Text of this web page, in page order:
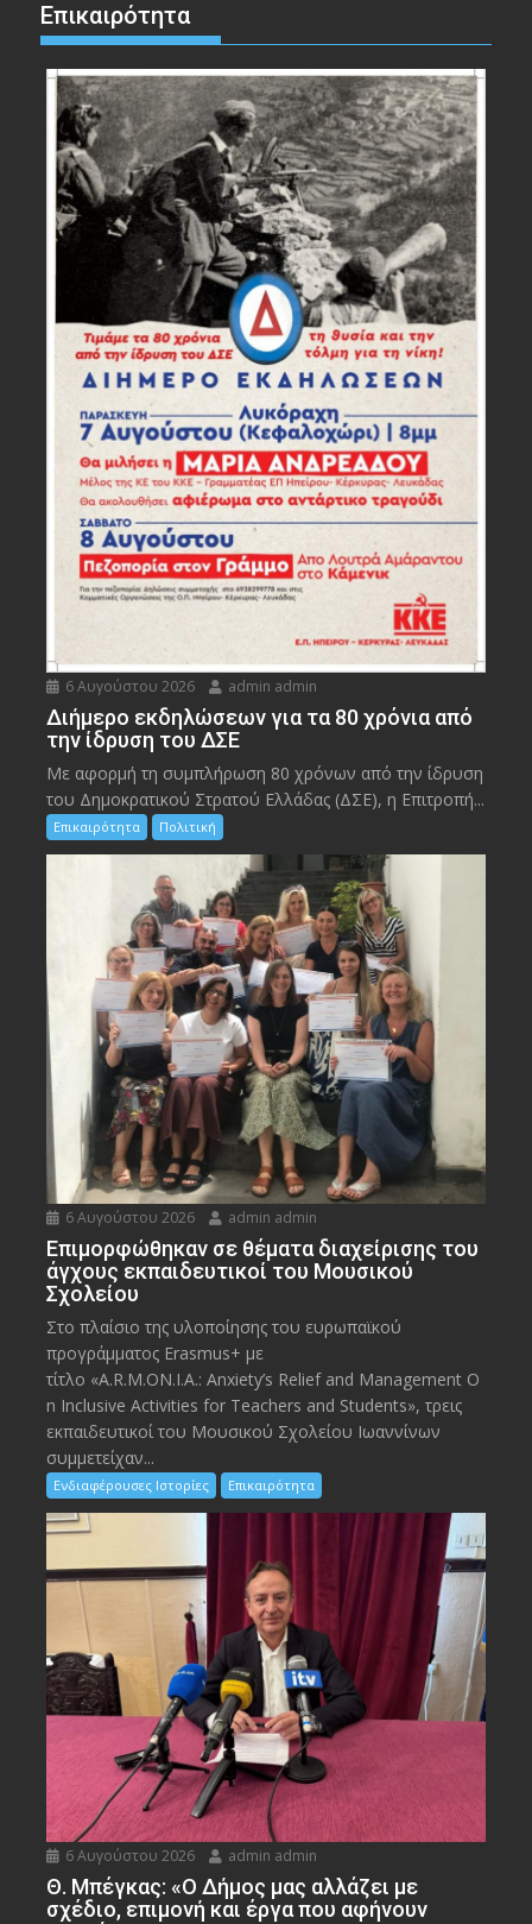
Επικαιρότητα
6 Αυγούστου 2026 admin admin
Διήμερο εκδηλώσεων για τα 80 χρόνια από
την ίδρυση του ΔΣΕ
Με αφορμή τη συμπλήρωση 80 χρόνων από την ίδρυση
του Δημοκρατικού Στρατού Ελλάδας (ΔΣΕ), η Επιτροπή...
Επικαιρότητα Πολιτική
6 Αυγούστου 2026 admin admin
Eπιμορφώθηκαν σε θέματα διαχείρισης του
άγχους εκπαιδευτικοί του Μουσικού
Σχολείου
Στο πλαίσιο της υλοποίησης του ευρωπαϊκού
προγράμματος Erasmus+ με
τίτλο «A.R.M.ON.I.A.: Anxiety’s Relief and Management O
n Inclusive Activities for Teachers and Students», τρεις
εκπαιδευτικοί του Μουσικού Σχολείου Ιωαννίνων
συμμετείχαν...
Ενδιαφέρουσες Ιστορίες Επικαιρότητα
6 Αυγούστου 2026 admin admin
Θ. Μπέγκας: «Ο Δήμος μας αλλάζει με
σχέδιο, επιμονή και έργα που αφήνουν